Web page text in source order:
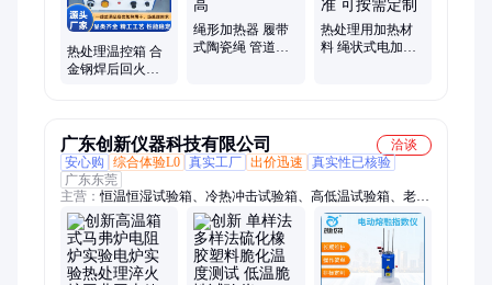
瓷加热器、履带式陶瓷加热片、焊剂分粒磁选一体机、焊剂磁选
机、数显热处理温控箱
热处理温控箱 合
金钢焊后回火处
绳形加热器 履带
式陶瓷绳 管道弯
热处理用加热材
料 绳状式电加热
广东创新仪器科技有限公司
洽谈
安心购
综合体验L0 真实工厂 出价迅速
真实性已核验
广东东莞
主营：恒温恒湿试验箱、冷热冲击试验箱、高低温试验箱、老化
试验箱、盐雾试验箱、拉力试验机、电磁震动试验台、万能材料
试验机、可程式高低温试验箱、三箱式冷热冲击试验箱、紫外光
老化试验箱、可编程恒温恒湿试验箱、温湿度循环试验箱、高低
温湿热老化试验箱、高低温湿热交变试验箱、冲击试验机、高低